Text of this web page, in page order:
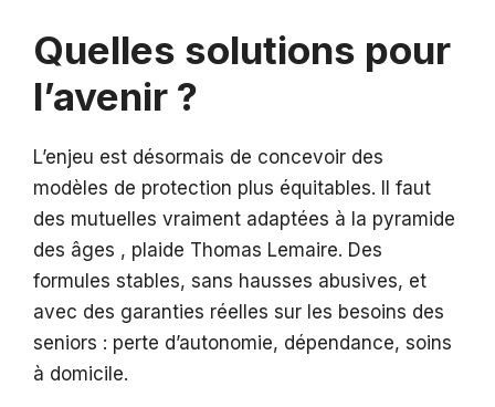
Quelles solutions pour
l’avenir ?
L’enjeu est désormais de concevoir des
modèles de protection plus équitables. Il faut
des mutuelles vraiment adaptées à la pyramide
des âges , plaide Thomas Lemaire. Des
formules stables, sans hausses abusives, et
avec des garanties réelles sur les besoins des
seniors : perte d’autonomie, dépendance, soins
à domicile.